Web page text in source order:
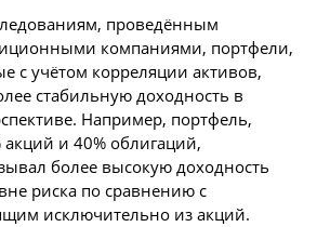
проведённым
компаниями, портфели,
с учётом корреляции активов,
стабильную доходность в
Например, портфель,
акций и 40% облигаций,
более высокую доходность
риска по сравнению с
исключительно из акций.